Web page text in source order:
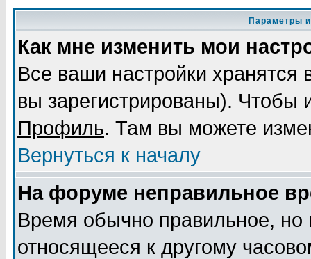
Параметры
Как мне изменить мои
Все ваши настройки хранятся
вы зарегистрированы). Чтобы
Профиль. Там вы можете
Вернуться к началу
На форуме неправильное
Время обычно правильное,
относящееся к другому